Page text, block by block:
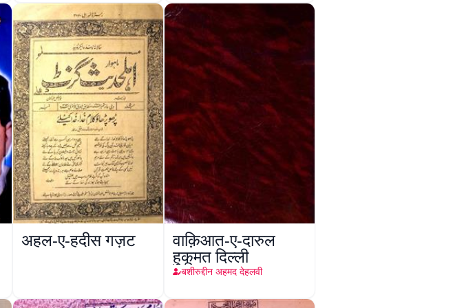
अहल-ए-हदीस गज़ट वाक़िआत-ए-दारुल
हुकूमत दिल्ली
बशीरुद्दीन अहमद देहलवी